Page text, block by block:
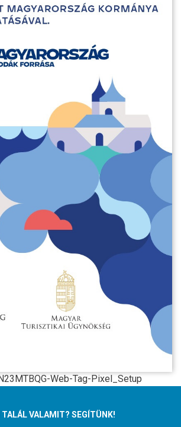
Web-Tag-Pixel_Setup
TALÁL VALAMIT? SEGÍTÜNK!